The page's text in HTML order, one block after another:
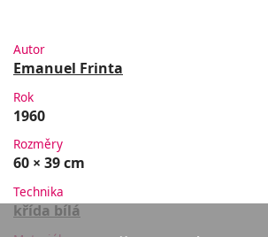
Autor
Emanuel Frinta
Rok
1960
Rozměry
60 × 39 cm
Technika
křída bílá